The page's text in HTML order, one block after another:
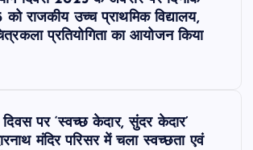
राजकीय उच्च प्राथमिक विद्यालय,
प्रतियोगिता का आयोजन किया
दिवस पर ‘स्वच्छ केदार, सुंदर केदार’
मंदिर परिसर में चला स्वच्छता एवं